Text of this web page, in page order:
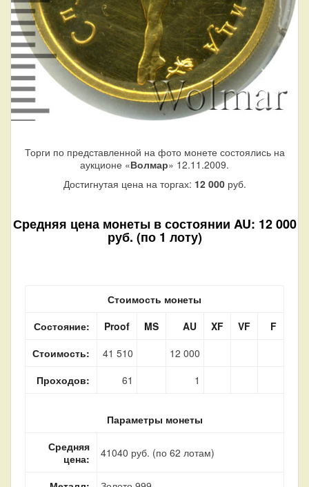
Торги по представленной на фото монете состоялись на
аукционе «Волмар» 12.11.2009.
Достигнутая цена на торгах: 12 000руб.
Средняя цена монеты в состоянии AU: 12 000
руб. (по 1 лоту)
Стоимость монеты
Состояние:
Proof MS AU XF VF
F
Стоимость:
41 510
12 000
Проходов:
61 1
Параметры монеты
Средняя
цена:
41040 руб. (по 62 лотам)